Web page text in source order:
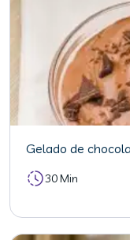
Gelado de
30 Min